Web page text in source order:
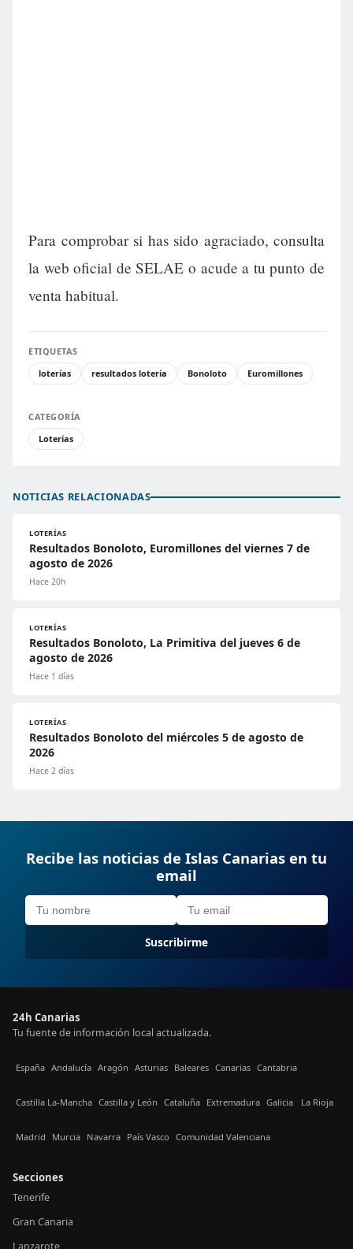
Para comprobar si has sido agraciado, consulta
la web oficial de SELAE o acude a tu punto de
venta habitual.
ETIQUETAS
loterías
resultados lotería Bonoloto Euromillones
CATEGORÍA
Loterías
NOTICIAS RELACIONADAS
LOTERÍAS
Resultados Bonoloto, Euromillones del viernes 7 de
agosto de 2026
Hace 20h
LOTERÍAS
Resultados Bonoloto, La Primitiva del jueves 6 de
agosto de 2026
Hace 1 días
LOTERÍAS
Resultados Bonoloto del miércoles 5 de agosto de
2026
Hace 2 días
Recibe las noticias de Islas Canarias en tu
email
Suscribirme
24h Canarias
Tu fuente de información local actualizada.
España Andalucía Aragón Asturias Baleares Canarias Cantabria
Castilla La-Mancha Castilla y León Cataluña Extremadura Galicia La Rioja
Madrid Murcia Navarra País Vasco Comunidad Valenciana
Secciones
Tenerife
Gran Canaria